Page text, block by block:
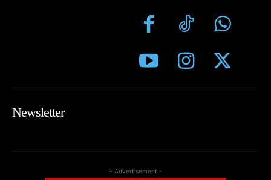
Newsletter
- Advertisement -